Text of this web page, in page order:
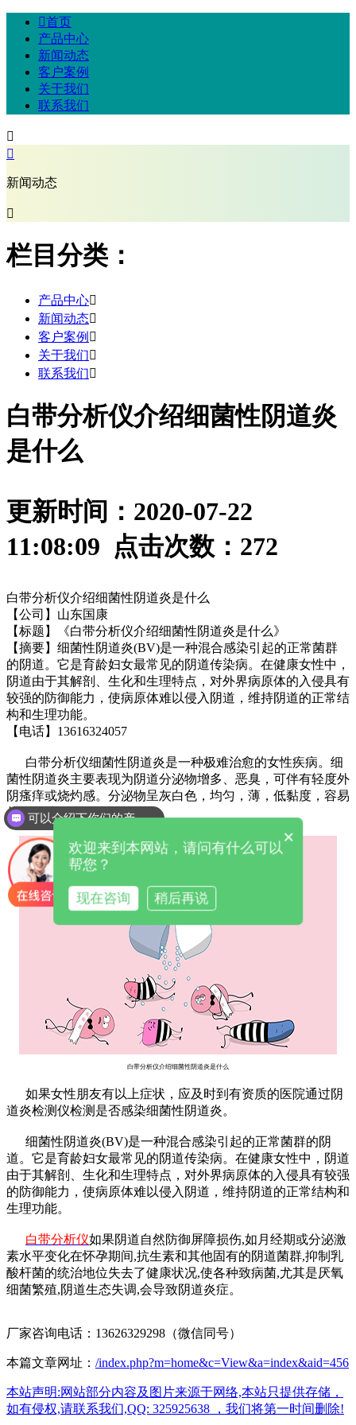
首页
产品中心
新闻动态
客户案例
关于我们
联系我们


新闻动态

栏目分类：
产品中心
新闻动态
客户案例 
关于我们
联系我们
白带分析仪介绍细菌性阴道炎
是什么
更新时间：2020-07-22
11:08:09 点击次数： 272
白带分析仪介绍细菌性阴道炎是什么
【公司】山东国康
【标题】《白带分析仪介绍细菌性阴道炎是什么》
【摘要】 细菌性阴道炎(BV)是一种混合感染引起的正常菌群
的阴道。它是育龄妇女最常见的阴道传染病。在健康女性中，
阴道由于其解剖、生化和生理特点，对外界病原体的入侵具有
较强的防御能力，使病原体难以侵入阴道，维持阴道的正常结
构和生理功能。
【电话】13616324057
白带分析仪细菌性阴道炎是一种极难治愈的女性疾病。细
菌性阴道炎主要表现为阴道分泌物增多、恶臭，可伴有轻度外
阴瘙痒或烧灼感。分泌物呈灰白色，均匀，薄，低黏度，容易
从阴道壁抹去分泌物。
白带分析仪介绍细菌性阴道炎是什么
如果女性朋友有以上症状，应及时到有资质的医院通过阴
道炎检测仪检测是否感染细菌性阴道炎。
细菌性阴道炎(BV)是一种混合感染引起的正常菌群的阴
道。它是育龄妇女最常见的阴道传染病。在健康女性中，阴道
由于其解剖、生化和生理特点，对外界病原体的入侵具有较强
的防御能力，使病原体难以侵入阴道，维持阴道的正常结构和
生理功能。
白带分析仪如果阴道自然防御屏障损伤,如月经期或分泌激
素水平变化在怀孕期间,抗生素和其他固有的阴道菌群,抑制乳
酸杆菌的统治地位失去了健康状况,使各种致病菌,尤其是厌氧
细菌繁殖,阴道生态失调,会导致阴道炎症。
厂家咨询电话：13626329298（微信同号）
本篇文章网址： /index.php?m=home&c=View&a=index&aid=456
本站声明:网站部分内容及图片来源于网络,本站只提供存储，
如有侵权,请联系我们,QQ: 325925638 ，我们将第一时间删除!
可以介绍下你们的产品么
×
欢迎来到本网站，请问有什么可以
帮您？
现在咨询 稍后再说